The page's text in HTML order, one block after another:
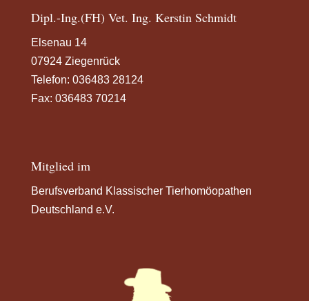
Dipl.-Ing.(FH) Vet. Ing. Kerstin Schmidt
Elsenau 14
07924 Ziegenrück
Telefon: 036483 28124
Fax: 036483 70214
Mitglied im
Berufsverband Klassischer Tierhomöopathen
Deutschland e.V.